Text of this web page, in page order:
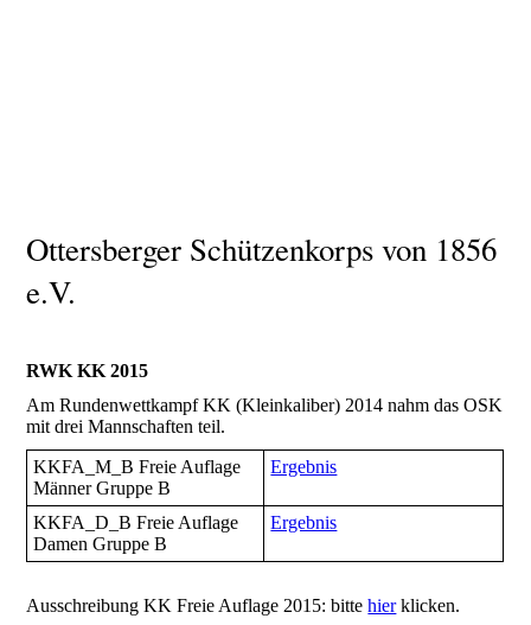
Ottersberger Schützenkorps von 1856
e.V.
RWK KK 2015
Am Rundenwettkampf KK (Kleinkaliber) 2014 nahm das OSK
mit drei Mannschaften teil.
KKFA_M_B Freie Auflage
Männer Gruppe B
Ergebnis
KKFA_D_B Freie Auflage
Damen Gruppe B
Ergebnis
Ausschreibung KK Freie Auflage 2015: bittehierklicken.